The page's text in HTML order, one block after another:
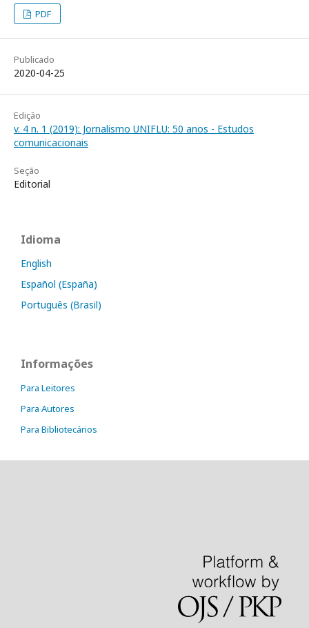
PDF
Publicado
2020-04-25
Edição
v. 4 n. 1 (2019): Jornalismo UNIFLU: 50 anos - Estudos
comunicacionais
Seção
Editorial
Idioma
English
Español (España)
Português (Brasil)
Informações
Para Leitores
Para Autores
Para Bibliotecários